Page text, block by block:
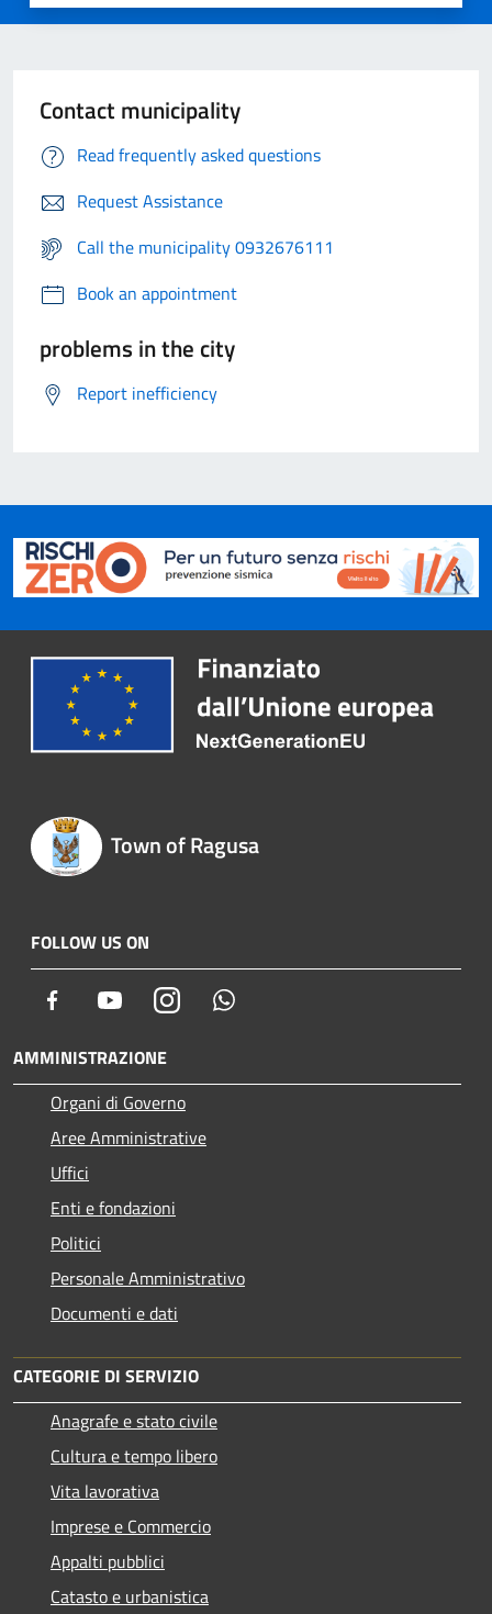
Contact municipality
Read frequently asked questions
Request Assistance
Call the municipality 0932676111
Book an appointment
problems in the city
Report inefficiency
Town of Ragusa
FOLLOW US ON
Facebook YoutubeInstagram
AMMINISTRAZIONE
Organi di Governo
Aree Amministrative
Uffici
Enti e fondazioni
Politici
Personale Amministrativo
Documenti e dati
CATEGORIE DI SERVIZIO
Anagrafe e stato civile
Cultura e tempo libero
Vita lavorativa
Imprese e Commercio
Appalti pubblici
Catasto e urbanistica